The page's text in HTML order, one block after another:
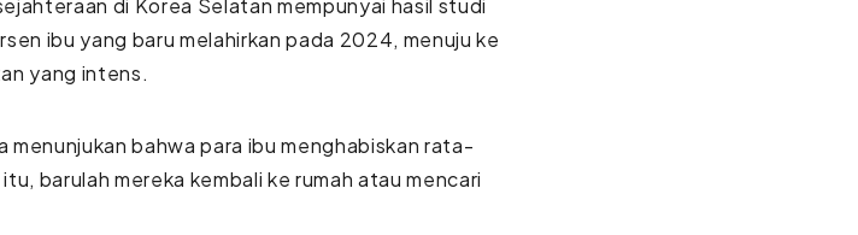
di Korea Selatan mempunyai hasil studi
ibu yang baru melahirkan pada 2024, menuju ke
yang intens.
menunjukan bahwa para ibu menghabiskan rata-
barulah mereka kembali ke rumah atau mencari